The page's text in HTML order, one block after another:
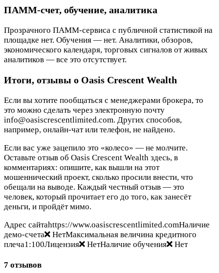
ПАММ-счет, обучение, аналитика
Прозрачного ПАММ-сервиса с публичной статистикой на
площадке нет. Обучения — нет. Аналитики, обзоров,
экономического календаря, торговых сигналов от живых
аналитиков — все это отсутствует.
Итоги, отзывы о Oasis Crescent Wealth
Если вы хотите пообщаться с менеджерами брокера, то
это можно сделать через электронную почту
info@oasiscrescentlimited.com. Других способов,
например, онлайн-чат или телефон, не найдено.
Если вас уже зацепило это «колесо» — не молчите.
Оставьте отзыв об Oasis Crescent Wealth здесь, в
комментариях: опишите, как вышли на этот
мошеннический проект, сколько просили внести, что
обещали на выводе. Каждый честный отзыв — это
человек, который прочитает его до того, как занесёт
деньги, и пройдёт мимо.
Адрес сайтаhttps://www.oasiscrescentlimited.comНаличие
демо-счета
НетМаксимальная величина кредитного
плеча1:100Лицензия
НетНаличие обучения Нет
7 отзывов